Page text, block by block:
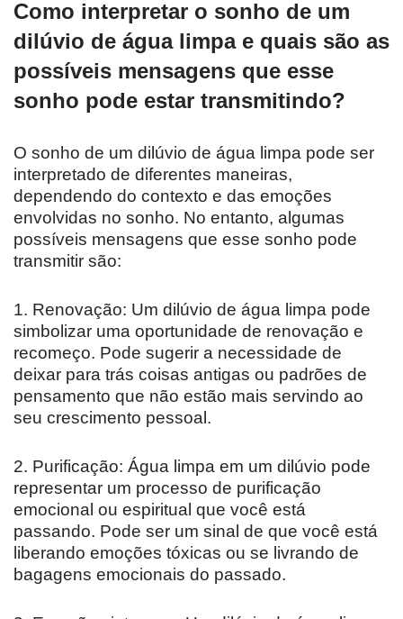
Como interpretar o sonho de um
dilúvio de água limpa e quais são as
possíveis mensagens que esse
sonho pode estar transmitindo?
O sonho de um dilúvio de água limpa pode ser
interpretado de diferentes maneiras,
dependendo do contexto e das emoções
envolvidas no sonho. No entanto, algumas
possíveis mensagens que esse sonho pode
transmitir são:
1. Renovação: Um dilúvio de água limpa pode
simbolizar uma oportunidade de renovação e
recomeço. Pode sugerir a necessidade de
deixar para trás coisas antigas ou padrões de
pensamento que não estão mais servindo ao
seu crescimento pessoal.
2. Purificação: Água limpa em um dilúvio pode
representar um processo de purificação
emocional ou espiritual que você está
passando. Pode ser um sinal de que você está
liberando emoções tóxicas ou se livrando de
bagagens emocionais do passado.